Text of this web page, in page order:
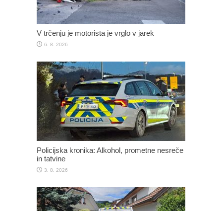
V trčenju je motorista je vrglo v jarek
6. 8. 2026
Policijska kronika: Alkohol, prometne nesreče
in tatvine
3. 8. 2026